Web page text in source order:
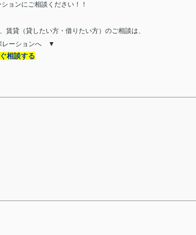
ョンにご相談ください！！
貸（貸したい方・借りたい方）のご相談は、
レーションへ ▼
相談する